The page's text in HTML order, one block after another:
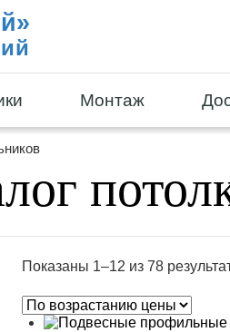
Монтаж
Показаны 1–12 из 78